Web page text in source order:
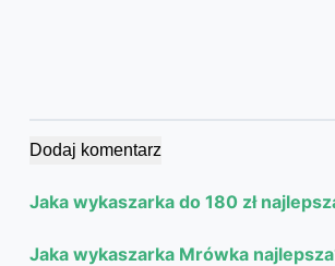
Dodaj komentarz
Jaka wykaszarka do 180 zł
Jaka wykaszarka Mrówka